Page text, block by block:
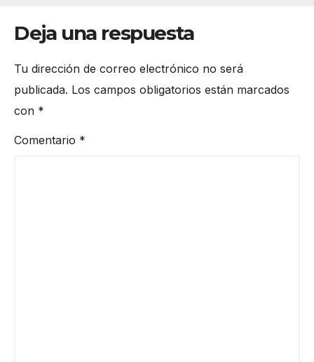
Deja una respuesta
Tu dirección de correo electrónico no será
publicada. Los campos obligatorios están marcados
con *
Comentario *